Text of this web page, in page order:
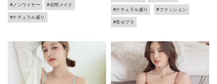
#ノンワイヤー #谷間メイク
#ナチュラル盛り
#ナチュラル盛り #ファッション
#見せブラ